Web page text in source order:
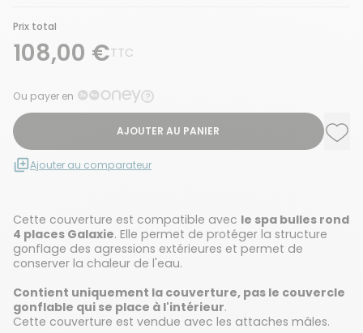
Prix total
108,00 €TTC
Ou payer en
AJOUTER AU PANIER
Ajouter au comparateur
Cette couverture est compatible avec le spa bulles rond
4 places Galaxie. Elle permet de protéger la structure
gonflage des agressions extérieures et permet de
conserver la chaleur de l'eau.
Contient uniquement la couverture, pas le couvercle
gonflable qui se place à l'intérieur.
Cette couverture est vendue avec les attaches mâles.